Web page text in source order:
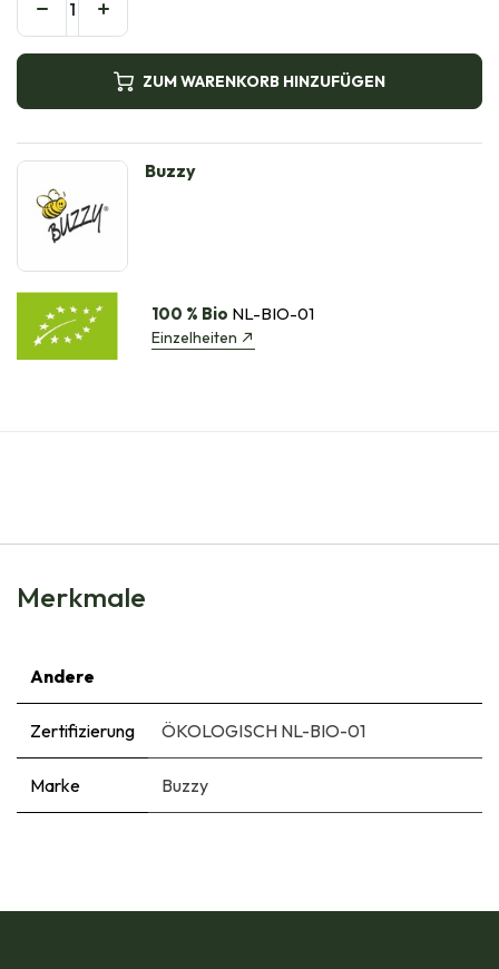
ZUM WARENKORB HINZUFÜGEN
Buzzy
100 % Bio NL-BIO-01
Einzelheiten
Merkmale
Andere
Zertifizierung ÖKOLOGISCH NL-BIO-01
Marke Buzzy